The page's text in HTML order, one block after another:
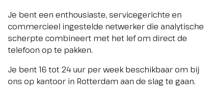
Je bent een enthousiaste, servicegerichte en
commercieel ingestelde netwerker die analytische
scherpte combineert met het lef om direct de
telefoon op te pakken.
Je bent 16 tot 24 uur per week beschikbaar om bij
ons op kantoor in Rotterdam aan de slag te gaan.